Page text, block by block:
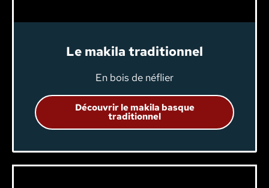
Le makila traditionnel
En bois de néflier
Découvrir le makila basque
traditionnel